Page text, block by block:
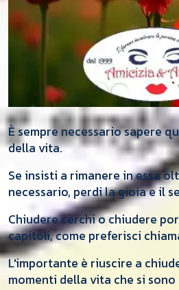
È sempre necessario sapere
della vita.
Se insisti a rimanere in essa
necessario, perdi la gioia e il
Chiudere cerchi o chiudere
capitoli, come preferisci
L'importante è riuscire a
momenti della vita che si sono